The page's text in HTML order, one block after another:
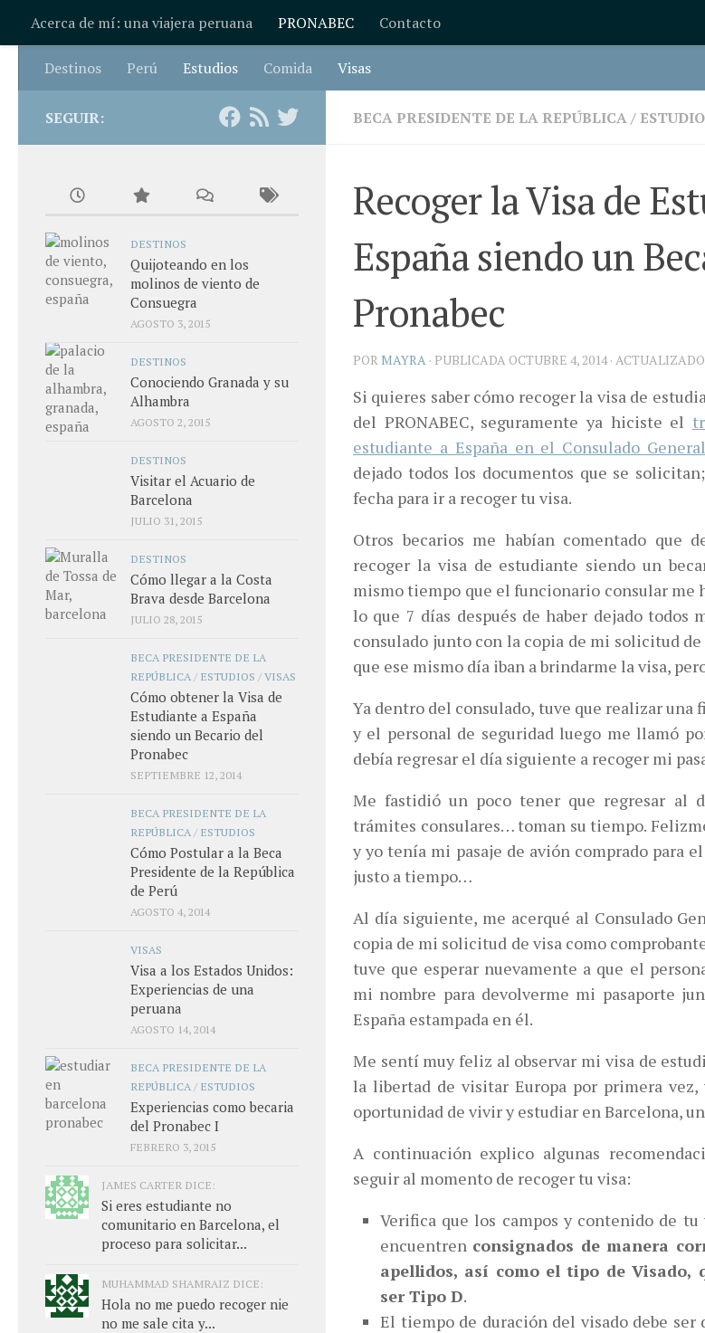
Saltar al contenido
Acerca de mí: una viajera peruana PRONABEC Contacto
Destinos Perú Estudios Comida Visas
BECA PRESIDENTE DE LA REPÚBLICA/
Recoger la Visa de
España siendo un
Pronabec
POR MAYRA · PUBLICADA OCTUBRE 4, 2014· ACTUALIZADO
Si quieres saber cómo recoger la visa de
del PRONABEC, seguramente ya hiciste el
estudiante a España en el Consulado
dejado todos los documentos que se
fecha para ir a recoger tu visa.
Otros becarios me habían comentado que
recoger la visa de estudiante siendo un
mismo tiempo que el funcionario consular me
lo que 7 días después de haber dejado todos
consulado junto con la copia de mi solicitud de
que ese mismo día iban a brindarme la visa,
Ya dentro del consulado, tuve que realizar una
y el personal de seguridad luego me llamó
debía regresar el día siguiente a recoger mi
Me fastidió un poco tener que regresar al
trámites consulares… toman su tiempo.
y yo tenía mi pasaje de avión comprado para
justo a tiempo…
Al día siguiente, me acerqué al Consulado
copia de mi solicitud de visa como
tuve que esperar nuevamente a que el
mi nombre para devolverme mi pasaporte
España estampada en él.
Me sentí muy feliz al observar mi visa de
la libertad de visitar Europa por primera
oportunidad de vivir y estudiar en Barcelona,
A continuación explico algunas
seguir al momento de recoger tu visa:
Verifica que los campos y contenido de tu
encuentren consignados de manera
apellidos, así como el tipo de Visado,
ser Tipo D.
El tiempo de duración del visado debe ser
SEGUIR:
DESTINOS
Quijoteando en los
molinos de viento de
Consuegra
AGOSTO 3, 2015
DESTINOS
Conociendo Granada y su
Alhambra
AGOSTO 2, 2015
DESTINOS
Visitar el Acuario de
Barcelona
JULIO 31, 2015
DESTINOS
Cómo llegar a la Costa
Brava desde Barcelona
JULIO 28, 2015
BECA PRESIDENTE DE LA
REPÚBLICA / ESTUDIOS /VISAS
Cómo obtener la Visa de
Estudiante a España
siendo un Becario del
Pronabec
SEPTIEMBRE 12, 2014
BECA PRESIDENTE DE LA
REPÚBLICA / ESTUDIOS
Cómo Postular a la Beca
Presidente de la República
de Perú
AGOSTO 4, 2014
VISAS
Visa a los Estados Unidos:
Experiencias de una
peruana
AGOSTO 14, 2014
BECA PRESIDENTE DE LA
REPÚBLICA / ESTUDIOS
Experiencias como becaria
del Pronabec I
FEBRERO 3, 2015
JAMES CARTER DICE:
Si eres estudiante no
comunitario en Barcelona, el
proceso para solicitar...
MUHAMMAD SHAMRAIZ DICE:
Hola no me puedo recoger nie
no me sale cita y...